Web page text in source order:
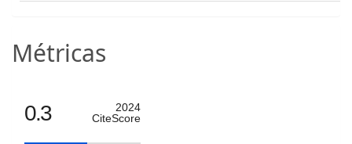
Métricas
0.3
2024
CiteScore